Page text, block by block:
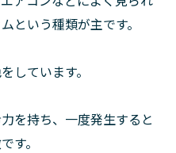
という種類が主です。
しています。
を持ち、一度発生すると
す。